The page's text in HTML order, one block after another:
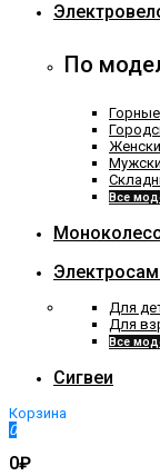
По
Горные
Все
Для
Для
Все
Сигвеи
Корзина
0
0₽